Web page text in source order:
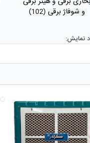
و شوفاژ برقی (102)
نمایش: